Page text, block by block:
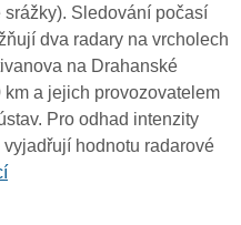
srážky). Sledování počasí
dva radary na vrcholech
na Drahanské
a jejich provozovatelem
Pro odhad intenzity
hodnotu radarové